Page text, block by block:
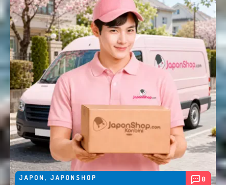
JAPON , JAPONSHOP 0